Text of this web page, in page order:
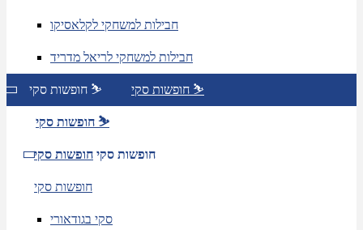
חבילות למשחקי לקלאסיקו
חבילות למשחקי לריאל מדריד
חופשות סקי ⛷️ חופשות סקי ⛷️
חופשות סקי ⛷️
חופשות סקי חופשות סקי
חופשות סקי
סקי בגודאורי